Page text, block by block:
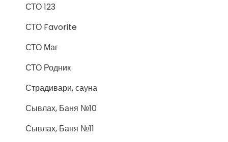
СТО 123
СТО Favorite
СТО Маг
СТО Родник
Страдивари, сауна
Сывлах, Баня №10
Сывлах, Баня №11